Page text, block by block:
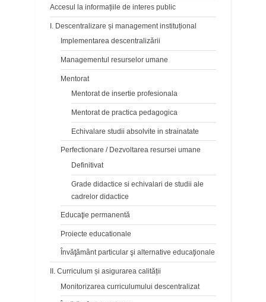
Accesul la informațiile de interes public
I. Descentralizare și management instituțional
Implementarea descentralizării
Managementul resurselor umane
Mentorat
Mentorat de insertie profesionala
Mentorat de practica pedagogica
Echivalare studii absolvite in strainatate
Perfectionare / Dezvoltarea resursei umane
Definitivat
Grade didactice si echivalari de studii ale
cadrelor didactice
Educaţie permanentă
Proiecte educationale
Învăţământ particular şi alternative educaţionale
II. Curriculum și asigurarea calității
Monitorizarea curriculumului descentralizat